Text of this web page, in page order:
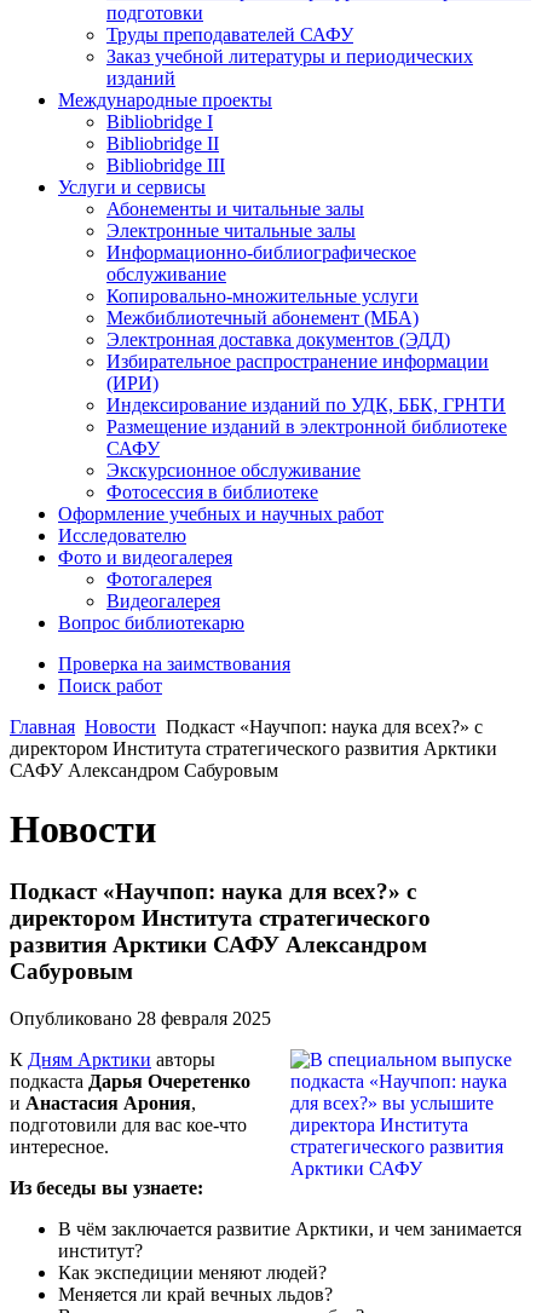
подготовки
Труды преподавателей САФУ
Заказ учебной литературы и периодических
изданий
Международные проекты
Bibliobridge I
Bibliobridge II
Bibliobridge III
Услуги и сервисы
Абонементы и читальные залы
Электронные читальные залы
Информационно-библиографическое
обслуживание
Копировально-множительные услуги
Межбиблиотечный абонемент (МБА)
Электронная доставка документов (ЭДД)
Избирательное распространение информации
(ИРИ)
Индексирование изданий по УДК, ББК, ГРНТИ
Размещение изданий в электронной библиотеке
САФУ
Экскурсионное обслуживание
Фотосессия в библиотеке
Оформление учебных и научных работ
Исследователю
Фото и видеогалерея
Фотогалерея
Видеогалерея
Вопрос библиотекарю
Проверка на заимствования
Поиск работ
Главная Новости Подкаст «Научпоп: наука для всех?» с
директором Института стратегического развития Арктики
САФУ Александром Сабуровым
Новости
Подкаст «Научпоп: наука для всех?» с
директором Института стратегического
развития Арктики САФУ Александром
Сабуровым
Опубликовано 28 февраля 2025
К Дням Арктики авторы
подкаста Дарья Очеретенко
и Анастасия Арония,
подготовили для вас кое-что
интересное.
Из беседы вы узнаете:
В чём заключается развитие Арктики, и чем занимается
институт?
Как экспедиции меняют людей?
Меняется ли край вечных льдов?